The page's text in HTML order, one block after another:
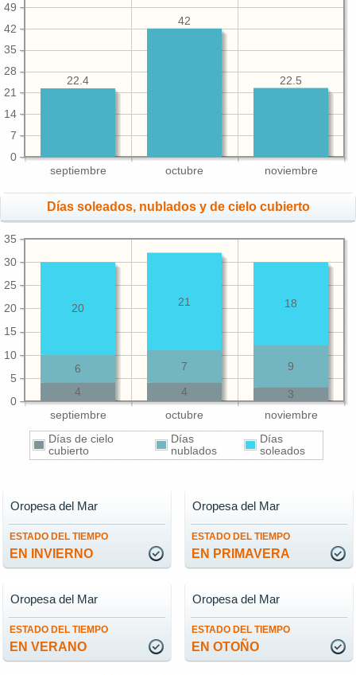
septiembre octubre noviembre
0
7
14
21
28
35
42
49
22.5
42
22.4
Días soleados, nublados y de cielo cubierto
septiembre octubre noviembre
0
5
10
15
20
25
30
35
3
4
4
9
7
6
18
21
20
Días de cielo
cubierto
Días
nublados
Días
soleados
ESTADO DEL TIEMPO
EN INVIERNO
Oropesa del Mar
ESTADO DEL TIEMPO
EN PRIMAVERA
Oropesa del Mar
ESTADO DEL TIEMPO
EN VERANO
Oropesa del Mar
ESTADO DEL TIEMPO
EN OTOÑO
Oropesa del Mar